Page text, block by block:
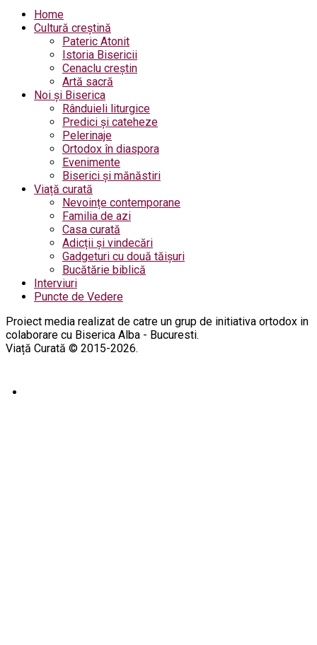
Home
Cultură creștină
Pateric Atonit
Istoria Bisericii
Cenaclu creștin
Artă sacră
Noi și Biserica
Rânduieli liturgice
Predici și cateheze
Pelerinaje
Ortodox în diaspora
Evenimente
Biserici și mănăstiri
Viață curată
Nevoințe contemporane
Familia de azi
Casa curată
Adicții și vindecări
Gadgeturi cu două tăișuri
Bucătărie biblică
Interviuri
Puncte de Vedere
Proiect media realizat de catre un grup de initiativa ortodox in
colaborare cu Biserica Alba - Bucuresti.
Viață Curată © 2015-2026.